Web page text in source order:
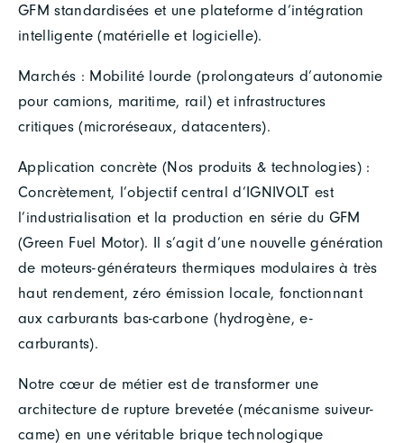
GFM standardisées et une plateforme d’intégration
intelligente (matérielle et logicielle).
Marchés : Mobilité lourde (prolongateurs d’autonomie
pour camions, maritime, rail) et infrastructures
critiques (microréseaux, datacenters).
Application concrète (Nos produits & technologies) :
Concrètement, l’objectif central d’IGNIVOLT est
l’industrialisation et la production en série du GFM
(Green Fuel Motor). Il s’agit d’une nouvelle génération
de moteurs-générateurs thermiques modulaires à très
haut rendement, zéro émission locale, fonctionnant
aux carburants bas-carbone (hydrogène, e-
carburants).
Notre cœur de métier est de transformer une
architecture de rupture brevetée (mécanisme suiveur-
came) en une véritable brique technologique